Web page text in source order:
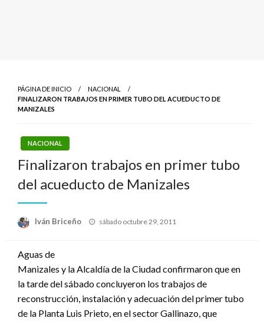
PÁGINA DE INICIO
NACIONAL
FINALIZARON TRABAJOS EN PRIMER TUBO DEL ACUEDUCTO DE
MANIZALES
NACIONAL
Finalizaron trabajos en primer tubo
del acueducto de Manizales
Iván Briceño
Publicado
sábado octubre 29, 2011
Aguas de
Manizales y la Alcaldía de la Ciudad confirmaron que en
la tarde del sábado concluyeron los trabajos de
reconstrucción, instalación y adecuación del primer tubo
de la Planta Luis Prieto, en el sector Gallinazo, que